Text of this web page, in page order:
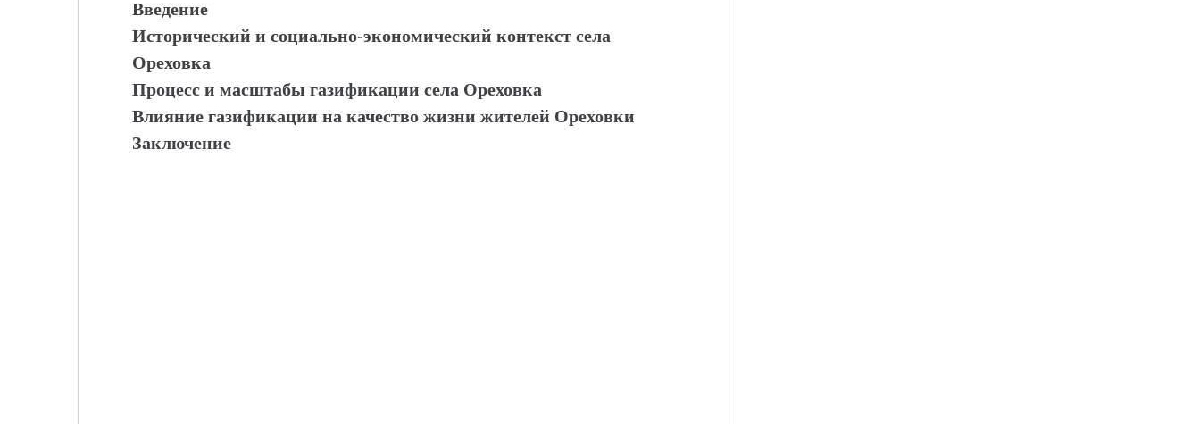
Введение
Исторический и социально-экономический контекст села
Ореховка
Процесс и масштабы газификации села Ореховка
Влияние газификации на качество жизни жителей Ореховки
Заключение